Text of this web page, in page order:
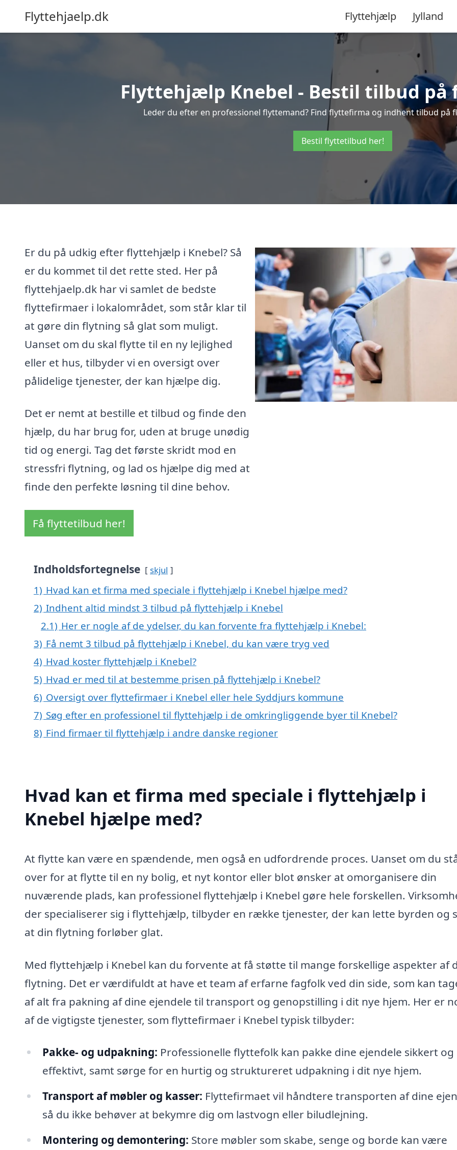
Flyttehjaelp.dk Flyttehjælp Jylland
Flyttehjælp Knebel - Bestil tilbud på
Leder du efter en professionel flyttemand? Find flyttefirma og indhent tilbud på
Bestil flyttetilbud her!
Er du på udkig efter flyttehjælp i Knebel? Så
er du kommet til det rette sted. Her på
flyttehjaelp.dk har vi samlet de bedste
flyttefirmaer i lokalområdet, som står klar til
at gøre din flytning så glat som muligt.
Uanset om du skal flytte til en ny lejlighed
eller et hus, tilbyder vi en oversigt over
pålidelige tjenester, der kan hjælpe dig.
Det er nemt at bestille et tilbud og finde den
hjælp, du har brug for, uden at bruge unødig
tid og energi. Tag det første skridt mod en
stressfri flytning, og lad os hjælpe dig med at
finde den perfekte løsning til dine behov.
Få flyttetilbud her!
Indholdsfortegnelse skjul
1) Hvad kan et firma med speciale i flyttehjælp i Knebel hjælpe med?
2) Indhent altid mindst 3 tilbud på flyttehjælp i Knebel
2.1) Her er nogle af de ydelser, du kan forvente fra flyttehjælp i Knebel:
3) Få nemt 3 tilbud på flyttehjælp i Knebel, du kan være tryg ved
4) Hvad koster flyttehjælp i Knebel?
5) Hvad er med til at bestemme prisen på flyttehjælp i Knebel?
6) Oversigt over flyttefirmaer i Knebel eller hele Syddjurs kommune
7) Søg efter en professionel til flyttehjælp i de omkringliggende byer til Knebel?
8) Find firmaer til flyttehjælp i andre danske regioner
Hvad kan et firma med speciale i flyttehjælp i
Knebel hjælpe med?
At flytte kan være en spændende, men også en udfordrende proces. Uanset om du
over for at flytte til en ny bolig, et nyt kontor eller blot ønsker at omorganisere din
nuværende plads, kan professionel flyttehjælp i Knebel gøre hele forskellen.
der specialiserer sig i flyttehjælp, tilbyder en række tjenester, der kan lette byrden og
at din flytning forløber glat.
Med flyttehjælp i Knebel kan du forvente at få støtte til mange forskellige aspekter af
flytning. Det er værdifuldt at have et team af erfarne fagfolk ved din side, som kan
af alt fra pakning af dine ejendele til transport og genopstilling i dit nye hjem. Her er
af de vigtigste tjenester, som flyttefirmaer i Knebel typisk tilbyder:
Pakke- og udpakning: Professionelle flyttefolk kan pakke dine ejendele sikkert og
effektivt, samt sørge for en hurtig og struktureret udpakning i dit nye hjem.
Transport af møbler og kasser: Flyttefirmaet vil håndtere transporten af dine
så du ikke behøver at bekymre dig om lastvogn eller biludlejning.
Montering og demontering: Store møbler som skabe, senge og borde kan være